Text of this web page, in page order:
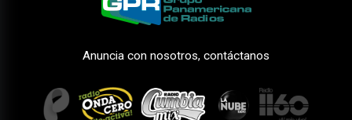
Anuncia con nosotros, contáctanos